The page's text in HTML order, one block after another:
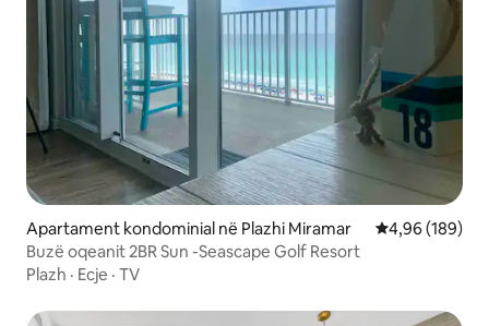
Apartament kondominial në Plazhi Miramar Vlerësimi
4,96 (189)
Buzë oqeanit 2BR Sun -Seascape Golf Resort
Plazh · Ecje · TV